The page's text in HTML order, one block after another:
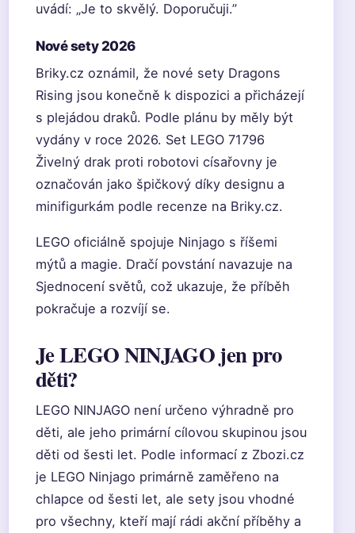
uvádí: „Je to skvělý. Doporučuji.”
Nové sety 2026
Briky.cz oznámil, že nové sety Dragons
Rising jsou konečně k dispozici a přicházejí
s plejádou draků. Podle plánu by měly být
vydány v roce 2026. Set LEGO 71796
Živelný drak proti robotovi císařovny je
označován jako špičkový díky designu a
minifigurkám podle recenze na Briky.cz.
LEGO oficiálně spojuje Ninjago s říšemi
mýtů a magie. Dračí povstání navazuje na
Sjednocení světů, což ukazuje, že příběh
pokračuje a rozvíjí se.
Je LEGO NINJAGO jen pro
děti?
LEGO NINJAGO není určeno výhradně pro
děti, ale jeho primární cílovou skupinou jsou
děti od šesti let. Podle informací z Zbozi.cz
je LEGO Ninjago primárně zaměřeno na
chlapce od šesti let, ale sety jsou vhodné
pro všechny, kteří mají rádi akční příběhy a